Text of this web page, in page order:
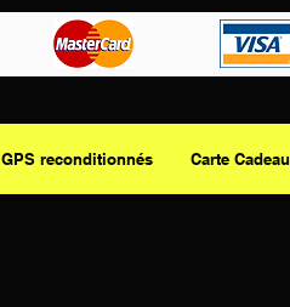
GPS reconditionnés Carte Cadeau